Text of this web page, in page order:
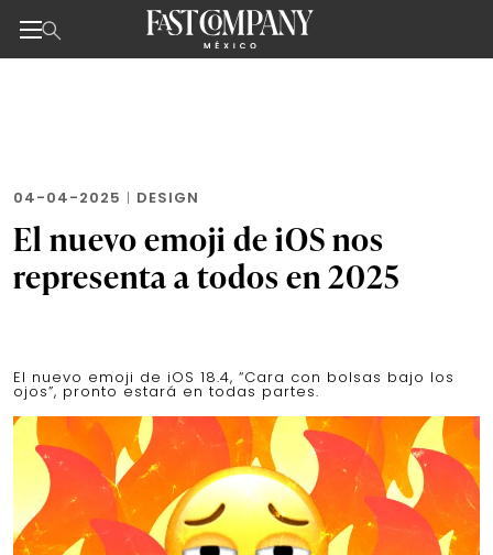
04-04-2025 | DESIGN
El nuevo emoji de iOS nos
representa a todos en 2025
El nuevo emoji de iOS 18.4, “Cara con bolsas bajo los
ojos”, pronto estará en todas partes.